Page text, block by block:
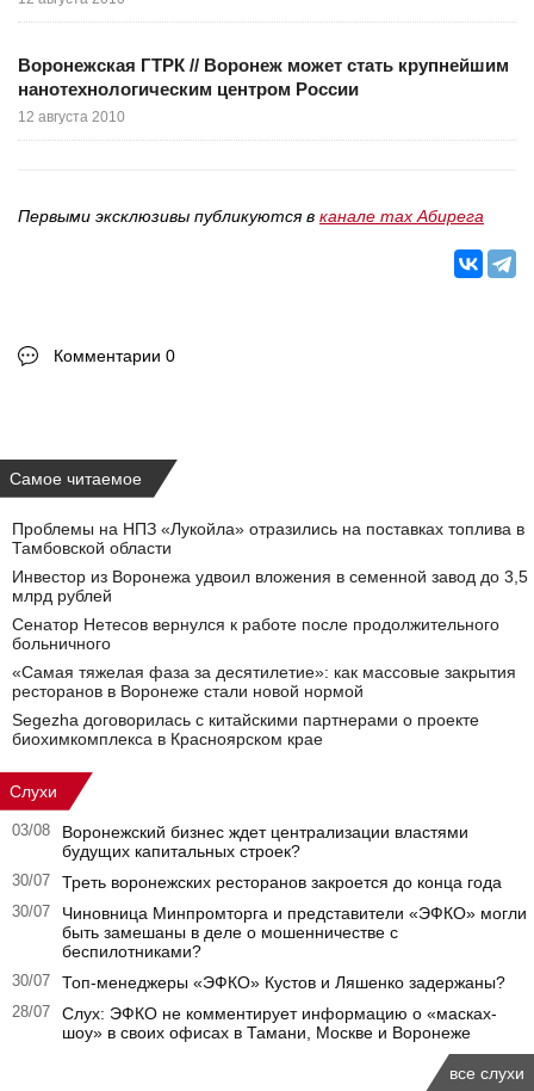
Воронежская ГТРК // Воронеж может стать крупнейшим
нанотехнологическим центром России
12 августа 2010
Первыми эксклюзивы публикуются в канале max Абирега
Комментарии 0
Самое читаемое
Проблемы на НПЗ «Лукойла» отразились на поставках топлива в
Тамбовской области
Инвестор из Воронежа удвоил вложения в семенной завод до 3,5
млрд рублей
Сенатор Нетесов вернулся к работе после продолжительного
больничного
«Самая тяжелая фаза за десятилетие»: как массовые закрытия
ресторанов в Воронеже стали новой нормой
Segezha договорилась с китайскими партнерами о проекте
биохимкомплекса в Красноярском крае
Слухи
03/08
Воронежский бизнес ждет централизации властями
будущих капитальных строек?
30/07 Треть воронежских ресторанов закроется до конца года
30/07
Чиновница Минпромторга и представители «ЭФКО» могли
быть замешаны в деле о мошенничестве с
беспилотниками?
30/07 Топ-менеджеры «ЭФКО» Кустов и Ляшенко задержаны?
28/07
Слух: ЭФКО не комментирует информацию о «масках-
шоу» в своих офисах в Тамани, Москве и Воронеже
все слухи